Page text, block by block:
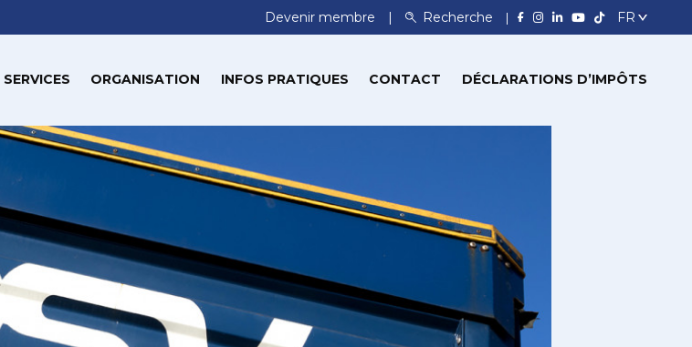
Devenir membre Recherche
SERVICES ORGANISATION INFOS PRATIQUES CONTACT DÉCLARATIONS D’IMPÔTS